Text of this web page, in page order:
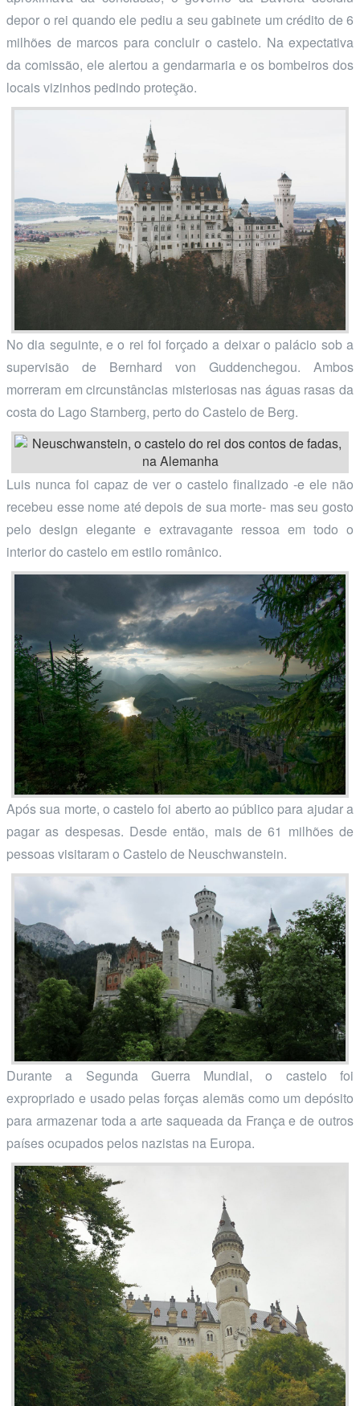
depor o rei quando ele pediu a seu gabinete um crédito de 6
milhões de marcos para concluir o castelo. Na expectativa
da comissão, ele alertou a gendarmaria e os bombeiros dos
locais vizinhos pedindo proteção.
No dia seguinte, e o rei foi forçado a deixar o palácio sob a
supervisão de Bernhard von Guddenchegou. Ambos
morreram em circunstâncias misteriosas nas águas rasas da
costa do Lago Starnberg, perto do Castelo de Berg.
Luis nunca foi capaz de ver o castelo finalizado -e ele não
recebeu esse nome até depois de sua morte- mas seu gosto
pelo design elegante e extravagante ressoa em todo o
interior do castelo em estilo românico.
Após sua morte, o castelo foi aberto ao público para ajudar a
pagar as despesas. Desde então, mais de 61 milhões de
pessoas visitaram o Castelo de Neuschwanstein.
Durante a Segunda Guerra Mundial, o castelo foi
expropriado e usado pelas forças alemãs como um depósito
para armazenar toda a arte saqueada da França e de outros
países ocupados pelos nazistas na Europa.